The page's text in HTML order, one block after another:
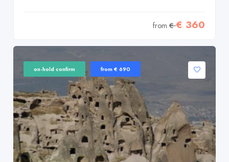
from€€ 360
on-hold confirm from € 690